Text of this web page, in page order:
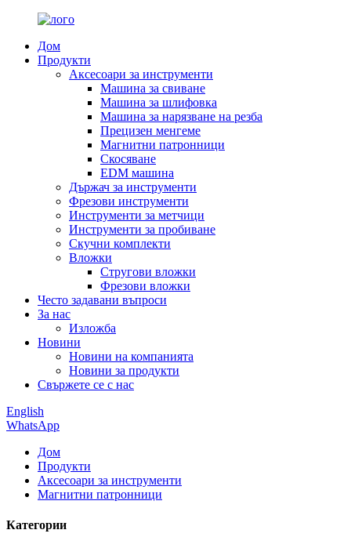
Дом
Продукти
Аксесоари за инструменти
Машина за свиване
Машина за шлифовка
Машина за нарязване на резба
Прецизен менгеме
Магнитни патронници
Скосяване
EDM машина
Държач за инструменти
Фрезови инструменти
Инструменти за метчици
Инструменти за пробиване
Скучни комплекти
Вложки
Стругови вложки
Фрезови вложки
Често задавани въпроси
За нас
Изложба
Новини
Новини на компанията
Новини за продукти
Свържете се с нас
English
WhatsApp
Дом
Продукти
Аксесоари за инструменти
Магнитни патронници
Категории